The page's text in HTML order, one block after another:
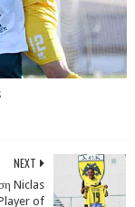
NEXT
Niclas
of